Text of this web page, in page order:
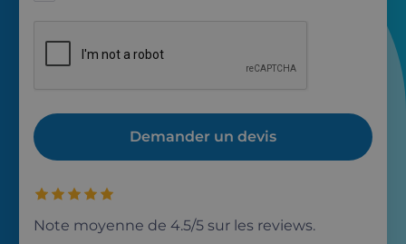
Note moyenne de 4.5/5 sur les reviews.